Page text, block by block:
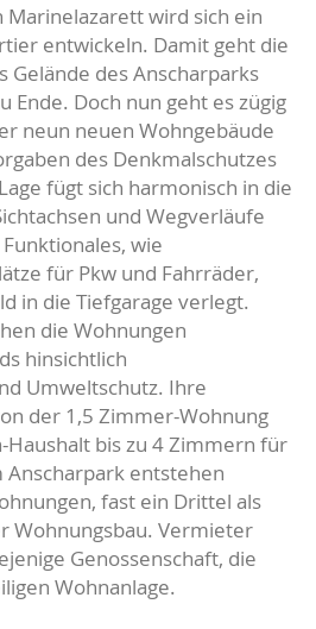
wird sich ein
entwickeln. Damit geht die
Gelände des Anscharparks
Ende. Doch nun geht es zügig
neun neuen Wohngebäude
des Denkmalschutzes
fügt sich harmonisch in die
und Wegverläufe
wie
für Pkw und Fahrräder,
in die Tiefgarage verlegt.
die Wohnungen
hinsichtlich
Umweltschutz. Ihre
der 1,5 Zimmer-Wohnung
Haushalt bis zu 4 Zimmern für
entstehen
fast ein Drittel als
Wohnungsbau. Vermieter
Genossenschaft, die
Wohnanlage.